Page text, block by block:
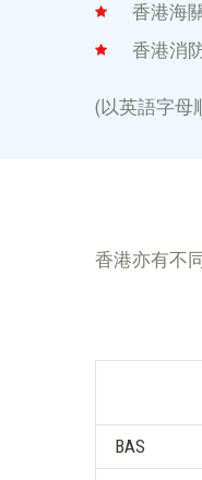
香港海
香港消
(以英語字母
香港亦有不
BAS